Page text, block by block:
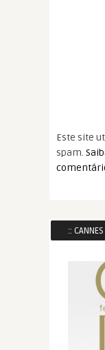
Este site
spam.
::